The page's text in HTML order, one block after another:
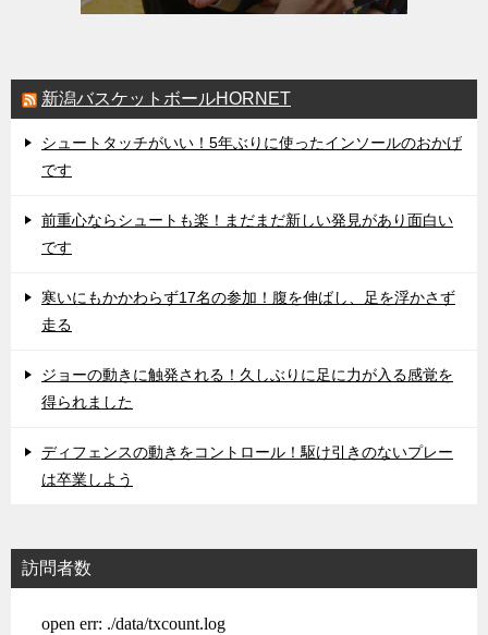
新潟バスケットボールHORNET
シュートタッチがいい！5年ぶりに使ったインソールのおかげ
です
前重心ならシュートも楽！まだまだ新しい発見があり面白い
です
寒いにもかかわらず17名の参加！腹を伸ばし、足を浮かさず
走る
ジョーの動きに触発される！久しぶりに足に力が入る感覚を
得られました
ディフェンスの動きをコントロール！駆け引きのないプレー
は卒業しよう
訪問者数